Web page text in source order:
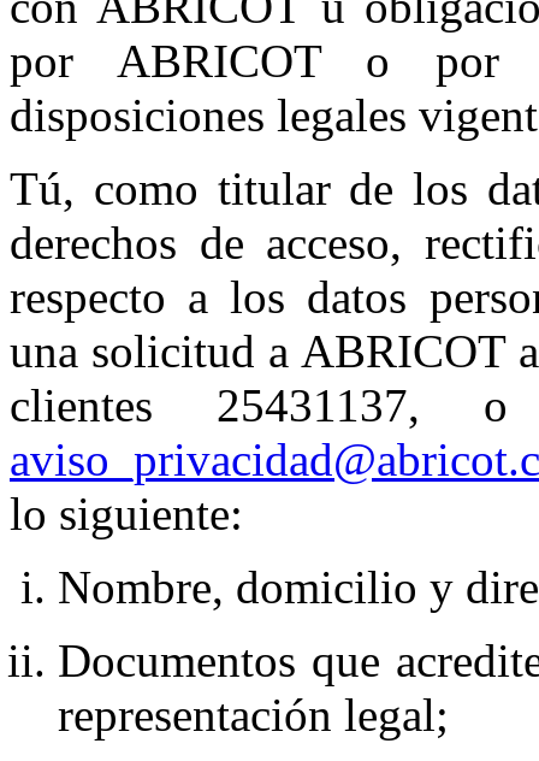
por ABRICOT o por
disposiciones legales
Tú, como titular de los
derechos de acceso,
respecto a los datos
una solicitud a ABRICOT
clientes 25431137,
lo siguiente:
Nombre, domicilio y
Documentos que
representación legal;